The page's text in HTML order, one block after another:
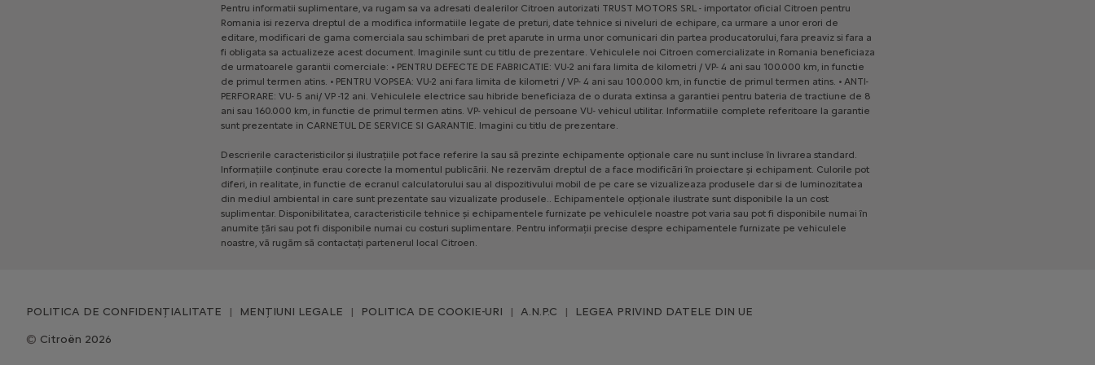
Pentru informatii suplimentare, va rugam sa va adresati dealerilor Citroen autorizati TRUST MOTORS SRL - importator oficial Citroen pentru
Romania isi rezerva dreptul de a modifica informatiile legate de preturi, date tehnice si niveluri de echipare, ca urmare a unor erori de
editare, modificari de gama comerciala sau schimbari de pret aparute in urma unor comunicari din partea producatorului, fara preaviz si fara a
fi obligata sa actualizeze acest document. Imaginile sunt cu titlu de prezentare. Vehiculele noi Citroen comercializate in Romania beneficiaza
de urmatoarele garantii comerciale: • PENTRU DEFECTE DE FABRICATIE: VU-2 ani fara limita de kilometri / VP- 4 ani sau 100.000 km, in functie
de primul termen atins. • PENTRU VOPSEA: VU-2 ani fara limita de kilometri / VP- 4 ani sau 100.000 km, in functie de primul termen atins. • ANTI-
PERFORARE: VU- 5 ani/ VP -12 ani. Vehiculele electrice sau hibride beneficiaza de o durata extinsa a garantiei pentru bateria de tractiune de 8
ani sau 160.000 km, in functie de primul termen atins. VP- vehicul de persoane VU- vehicul utilitar. Informatiile complete referitoare la garantie
sunt prezentate in CARNETUL DE SERVICE SI GARANTIE. Imagini cu titlu de prezentare.
Descrierile caracteristicilor și ilustrațiile pot face referire la sau să prezinte echipamente opționale care nu sunt incluse în livrarea standard.
Informațiile conținute erau corecte la momentul publicării. Ne rezervăm dreptul de a face modificări în proiectare și echipament. Culorile pot
diferi, in realitate, in functie de ecranul calculatorului sau al dispozitivului mobil de pe care se vizualizeaza produsele dar si de luminozitatea
din mediul ambiental in care sunt prezentate sau vizualizate produsele.. Echipamentele opționale ilustrate sunt disponibile la un cost
suplimentar. Disponibilitatea, caracteristicile tehnice și echipamentele furnizate pe vehiculele noastre pot varia sau pot fi disponibile numai în
anumite țări sau pot fi disponibile numai cu costuri suplimentare. Pentru informații precise despre echipamentele furnizate pe vehiculele
noastre, vă rugăm să contactați partenerul local Citroen.
Citroën 2026
POLITICA DE CONFIDENȚIALITATE MENȚIUNI LEGALE POLITICA DE COOKIE-URI A.N.P.C LEGEA PRIVIND DATELE DIN UE